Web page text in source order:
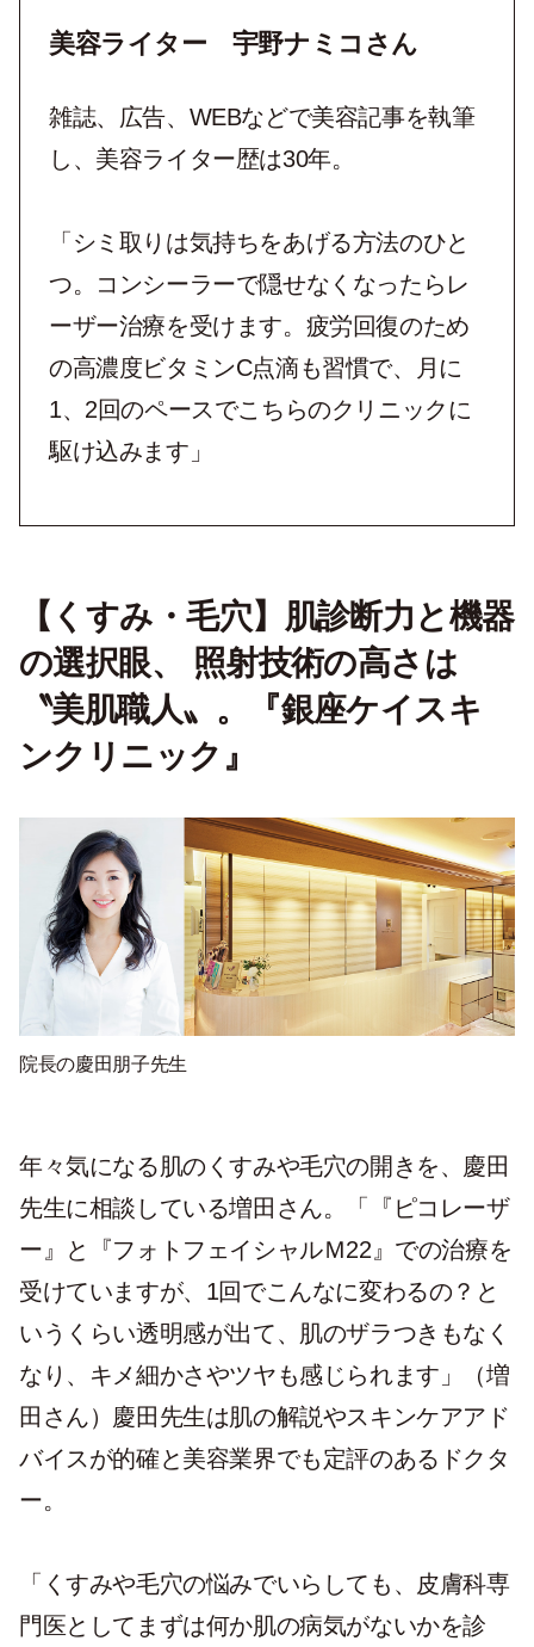
美容ライター 宇野ナミコさん
雑誌、広告、WEBなどで美容記事を執筆
し、美容ライター歴は30年。
「シミ取りは気持ちをあげる方法のひと
つ。コンシーラーで隠せなくなったらレ
ーザー治療を受けます。疲労回復のため
の高濃度ビタミンC点滴も習慣で、月に
1、2回のペースでこちらのクリニックに
駆け込みます」
【くすみ・毛穴】肌診断力と機器
の選択眼、 照射技術の高さは
〝美肌職人〟。『銀座ケイスキ
ンクリニック』
院長の慶田朋子先生
年々気になる肌のくすみや毛穴の開きを、慶田
先生に相談している増田さん。「『ピコレーザ
ー』と『フォトフェイシャルＭ22』での治療を
受けていますが、1回でこんなに変わるの？と
いうくらい透明感が出て、肌のザラつきもなく
なり、キメ細かさやツヤも感じられます」（増
田さん）慶田先生は肌の解説やスキンケアアド
バイスが的確と美容業界でも定評のあるドクタ
ー。
「くすみや毛穴の悩みでいらしても、皮膚科専
門医としてまずは何か肌の病気がないかを診